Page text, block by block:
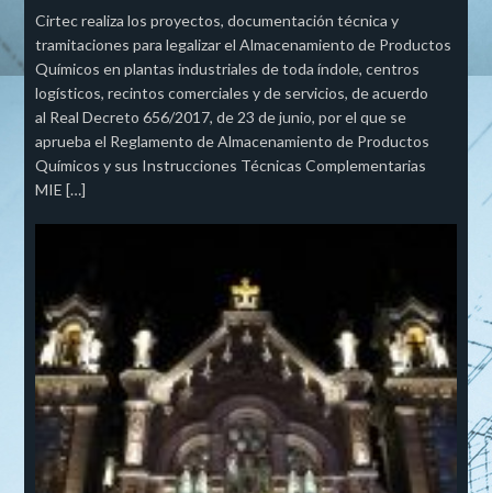
Cirtec realiza los proyectos, documentación técnica y
tramitaciones para legalizar el Almacenamiento de Productos
Químicos en plantas industriales de toda índole, centros
logísticos, recintos comerciales y de servicios, de acuerdo
al Real Decreto 656/2017, de 23 de junio, por el que se
aprueba el Reglamento de Almacenamiento de Productos
Químicos y sus Instrucciones Técnicas Complementarias
MIE […]